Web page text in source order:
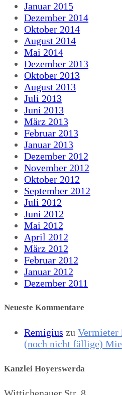
Januar 2015
Dezember 2014
Oktober 2014
August 2014
Mai 2014
Dezember 2013
Oktober 2013
August 2013
Juli 2013
Juni 2013
März 2013
Februar 2013
Januar 2013
Dezember 2012
November 2012
Oktober 2012
September 2012
Juli 2012
Juni 2012
Mai 2012
April 2012
März 2012
Februar 2012
Januar 2012
Dezember 2011
Neueste Kommentare
Remigius zu Vermieter
(noch nicht fällige)
Kanzlei Hoyerswerda